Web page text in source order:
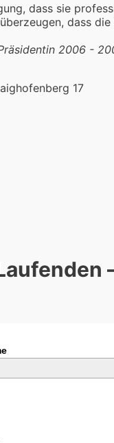
dass sie
dass
2006 -
17